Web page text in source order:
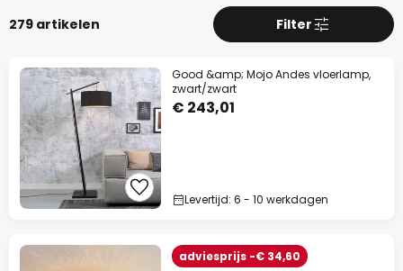
279 artikelen Filter
Good &amp; Mojo Andes vloerlamp,
zwart/zwart
€ 243,01
Levertijd: 6 - 10 werkdagen
adviesprijs -€ 34,60
Extra korting